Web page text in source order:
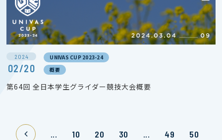
2024
02/20
UNIVAS CUP 2023-24
概要
第64回 全日本学生グライダー競技大会概要
... 10 20 30 ... 49
50